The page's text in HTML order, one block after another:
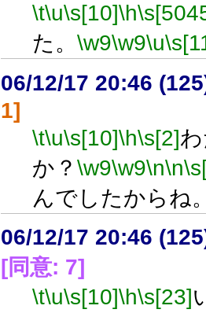
\t\u\s[10]\h
た。 \w9\w9\u
06/12/17 20:46
1]
\t\u\s[10]\h\s[2]
か？ \w9\w9\n\n
んでしたからね
06/12/17 20:46
[同意: 7]
\t\u\s[10]\h\s[23]